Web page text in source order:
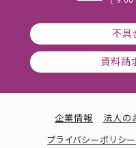
不具
資料請
企業情報 法人の
プライバシーポリシー